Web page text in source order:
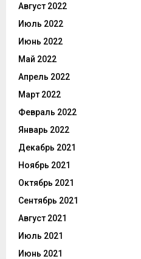
Август 2022
Июль 2022
Июнь 2022
Май 2022
Апрель 2022
Март 2022
Февраль 2022
Январь 2022
Декабрь 2021
Ноябрь 2021
Октябрь 2021
Сентябрь 2021
Август 2021
Июль 2021
Июнь 2021